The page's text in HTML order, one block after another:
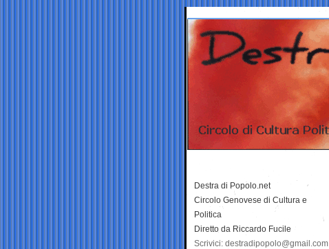
Destra di Popolo.net
Circolo Genovese di Cultura e
Politica
Diretto da Riccardo Fucile
Scrivici: destradipopolo@gmail.com